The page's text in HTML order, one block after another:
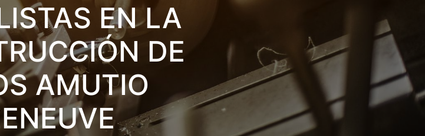
EN LA
DE
AMUTIO